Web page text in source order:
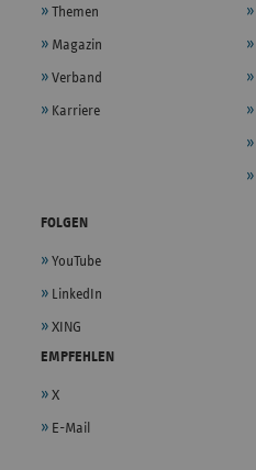
Themen
Magazin
Verband
Karriere
FOLGEN
YouTube
LinkedIn
XING
EMPFEHLEN
X
E-Mail